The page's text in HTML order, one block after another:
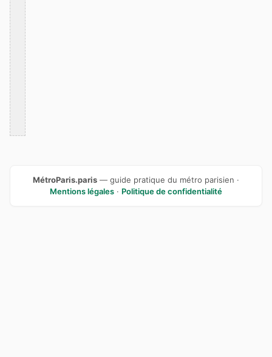
MétroParis.paris — guide pratique du métro parisien ·
Mentions légales · Politique de confidentialité